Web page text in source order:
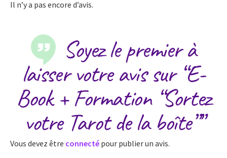
Il n’y a pas encore d’avis.
Soyez le premier à
laisser votre avis sur “E-
Book + Formation “Sortez
votre Tarot de la boîte””
Vous devez être connecté pour publier un avis.